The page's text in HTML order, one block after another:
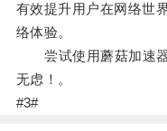
有效提升用户在网络世
络体验。
尝试使用蘑菇加速器
无虑！。
#3#